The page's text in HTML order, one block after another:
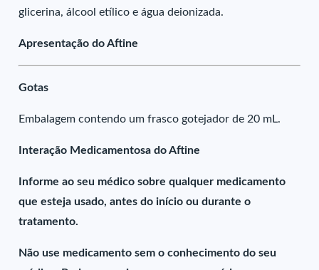
glicerina, álcool etílico e água deionizada.
Apresentação do Aftine
Gotas
Embalagem contendo um frasco gotejador de 20 mL.
Interação Medicamentosa do Aftine
Informe ao seu médico sobre qualquer medicamento
que esteja usado, antes do início ou durante o
tratamento.
Não use medicamento sem o conhecimento do seu